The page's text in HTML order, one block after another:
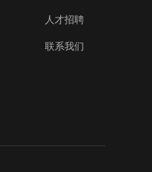
人才招聘
联系我们